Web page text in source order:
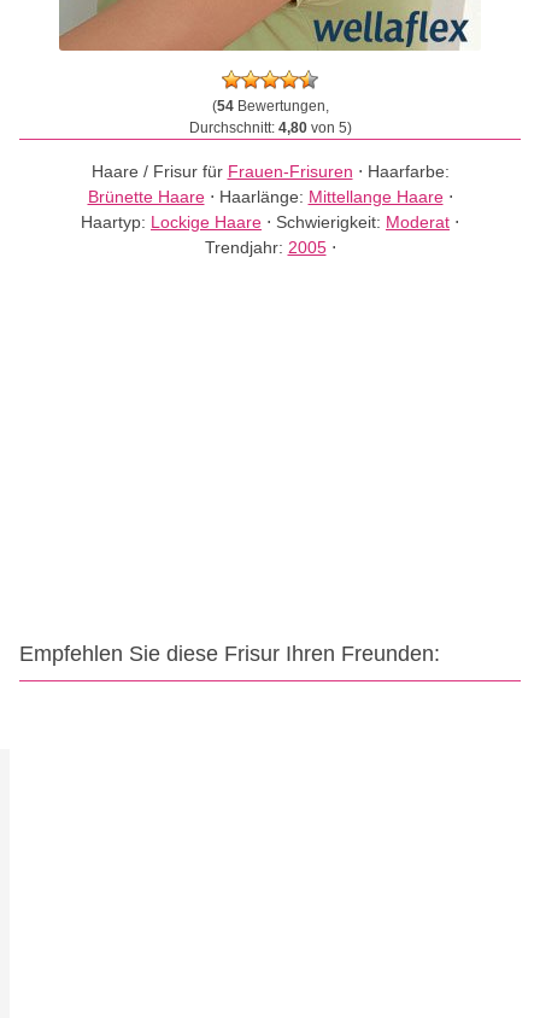
(54Bewertungen,
Durchschnitt: 4,80von 5)
Haare / Frisur für Frauen-Frisuren ⋅ Haarfarbe:
Brünette Haare⋅ Haarlänge: Mittellange Haare⋅
Haartyp: Lockige Haare ⋅ Schwierigkeit: Moderat ⋅
Trendjahr: 2005⋅
Empfehlen Sie diese Frisur Ihren Freunden: